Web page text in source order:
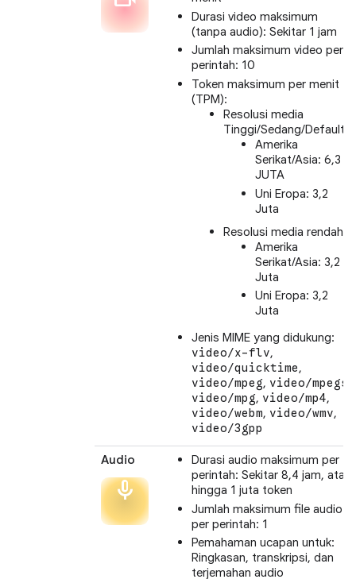
Durasi video maksimum
(tanpa audio): Sekitar 1 jam
Jumlah maksimum video per
perintah: 10
Token maksimum per menit
(TPM):
Resolusi media
Tinggi/Sedang/Default:
Amerika
Serikat/Asia: 6,3
JUTA
Uni Eropa: 3,2
Juta
Resolusi media rendah:
Amerika
Serikat/Asia: 3,2
Juta
Uni Eropa: 3,2
Juta
Jenis MIME yang didukung:
video/x-flv,
video/quicktime,
video/mpeg, video/mpegs
video/mpg, video/mp4,
video/webm, video/wmv,
video/3gpp
Audio
mic
Durasi audio maksimum per
perintah: Sekitar 8,4 jam, atau
hingga 1 juta token
Jumlah maksimum file audio
per perintah: 1
Pemahaman ucapan untuk:
Ringkasan, transkripsi, dan
terjemahan audio